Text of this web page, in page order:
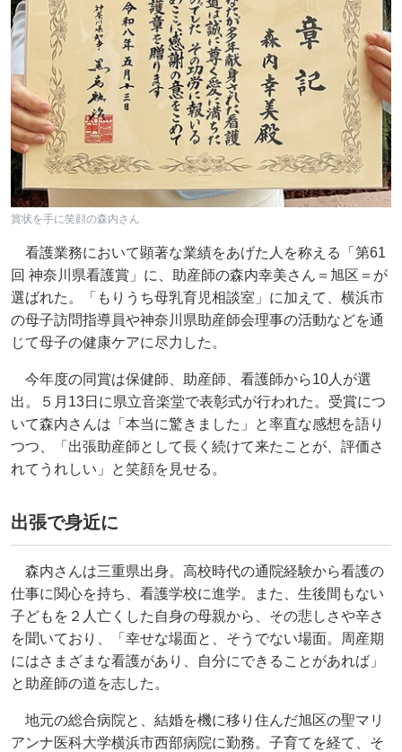
賞状を手に笑顔の森内さん
看護業務において顕著な業績をあげた人を称える「第61
回 神奈川県看護賞」に、助産師の森内幸美さん＝旭区＝が
選ばれた。「もりうち母乳育児相談室」に加えて、横浜市
の母子訪問指導員や神奈川県助産師会理事の活動などを通
じて母子の健康ケアに尽力した。
今年度の同賞は保健師、助産師、看護師から10人が選
出。５月13日に県立音楽堂で表彰式が行われた。受賞につ
いて森内さんは「本当に驚きました」と率直な感想を語り
つつ、「出張助産師として長く続けて来たことが、評価さ
れてうれしい」と笑顔を見せる。
出張で身近に
森内さんは三重県出身。高校時代の通院経験から看護の
仕事に関心を持ち、看護学校に進学。また、生後間もない
子どもを２人亡くした自身の母親から、その悲しさや辛さ
を聞いており、「幸せな場面と、そうでない場面。周産期
にはさまざまな看護があり、自分にできることがあれば」
と助産師の道を志した。
地元の総合病院と、結婚を機に移り住んだ旭区の聖マリ
アンナ医科大学横浜市西部病院に勤務。子育てを経て、そ